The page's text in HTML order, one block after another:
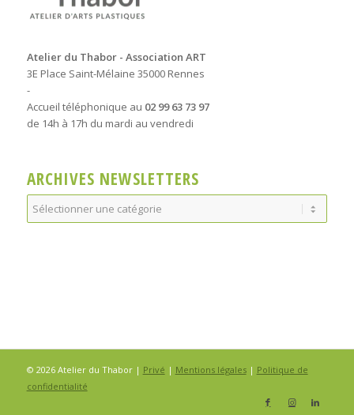
Atelier du Thabor - Association ART
3E Place Saint-Mélaine 35000 Rennes
-
Accueil téléphonique au 02 99 63 73 97
de 14h à 17h du mardi au vendredi
ARCHIVES NEWSLETTERS
Archives
Newsletters
© 2026 Atelier du Thabor | Privé | Mentions légales| Politique de
confidentialité